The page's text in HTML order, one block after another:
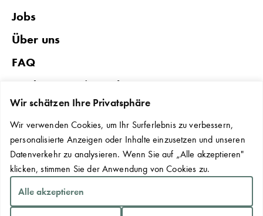
Wir schätzen Ihre Privatsphäre
Wir verwenden Cookies, um Ihr Surferlebnis zu verbessern,
personalisierte Anzeigen oder Inhalte einzusetzen und unseren
Datenverkehr zu analysieren. Wenn Sie auf „Alle akzeptieren"
klicken, stimmen Sie der Anwendung von Cookies zu.
Alle akzeptieren
Jobs
Über uns
FAQ
Förderungen in Sachsen
Datenschutz & Impressum
Erklärung zur Barrierefreiheit
Kontakt
Cookie-Einstellungen